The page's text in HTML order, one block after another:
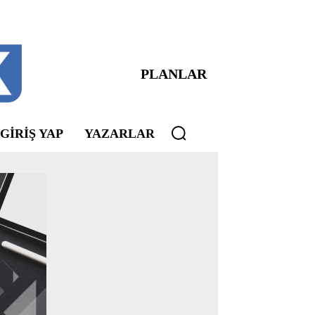
PLANLAR
YAP YAZARLAR